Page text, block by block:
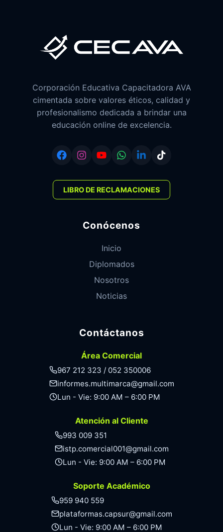
Corporación Educativa Capacitadora AVA
cimentada sobre valores éticos, calidad y
profesionalismo dedicada a brindar una
educación online de excelencia.
LIBRO DE RECLAMACIONES
Conócenos
Inicio
Diplomados
Nosotros
Noticias
Contáctanos
Área Comercial
967 212 323 / 052 350006
informes.multimarca@gmail.com
Lun - Vie: 9:00 AM – 6:00 PM
Atención al Cliente
993 009 351
istp.comercial001@gmail.com
Lun - Vie: 9:00 AM – 6:00 PM
Soporte Académico
959 940 559
plataformas.capsur@gmail.com
Lun - Vie: 9:00 AM – 6:00 PM